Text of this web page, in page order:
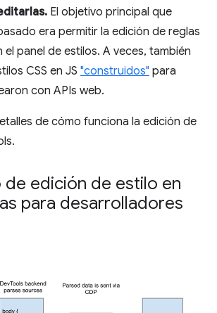
El objetivo principal que
era permitir la edición de reglas
el panel de estilos. A veces, también
CSS en JS "construidos" para
con APIs web.
de cómo funciona la edición de
de edición de estilo en
para desarrolladores